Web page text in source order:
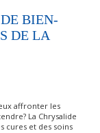
BIEN-
DE LA
affronter les
La Chrysalide
cures et des soins